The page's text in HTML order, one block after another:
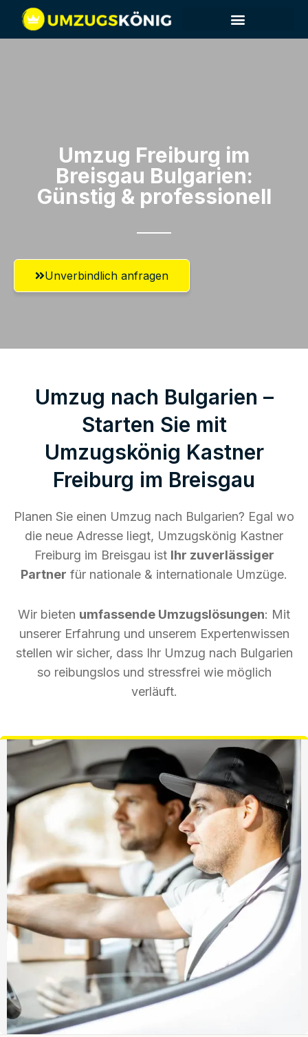
Umzug Freiburg im
Breisgau​ Bulgarien:
Günstig & professionell​
Unverbindlich anfragen
Umzug nach Bulgarien –
Starten Sie mit
Umzugskönig Kastner
Freiburg im Breisgau
Planen Sie einen Umzug nach Bulgarien? Egal wo
die neue Adresse liegt, Umzugskönig Kastner
Freiburg im Breisgau ist Ihr zuverlässiger
Partner für nationale & internationale Umzüge.
Wir bieten umfassende Umzugslösungen: Mit
unserer Erfahrung und unserem Expertenwissen
stellen wir sicher, dass Ihr Umzug nach Bulgarien
so reibungslos und stressfrei wie möglich
verläuft.